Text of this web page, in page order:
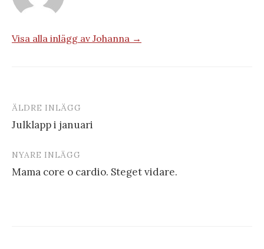
Visa alla inlägg av Johanna →
Inläggsnavigering
ÄLDRE INLÄGG
Julklapp i januari
NYARE INLÄGG
Mama core o cardio. Steget vidare.